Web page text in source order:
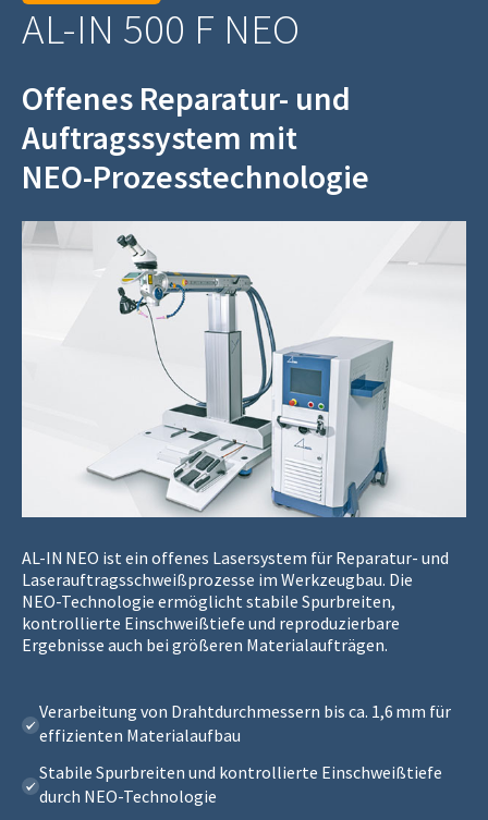
AL-IN 500 F NEO
Offenes Reparatur‑ und
Auftragssystem mit
NEO‑Prozesstechnologie
AL‑IN NEO ist ein offenes Lasersystem für Reparatur‑ und
Laserauftragsschweißprozesse im Werkzeugbau. Die
NEO‑Technologie ermöglicht stabile Spurbreiten,
kontrollierte Einschweißtiefe und reproduzierbare
Ergebnisse auch bei größeren Materialaufträgen.
Verarbeitung von Drahtdurchmessern bis ca. 1,6 mm für
effizienten Materialaufbau
Stabile Spurbreiten und kontrollierte Einschweißtiefe
durch NEO‑Technologie